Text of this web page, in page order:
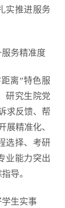
实推进服务
服务精准度
离”特色服
研究生院党
求反馈、帮
展精准化、
选择、考研
业能力突出
导。
学生实事